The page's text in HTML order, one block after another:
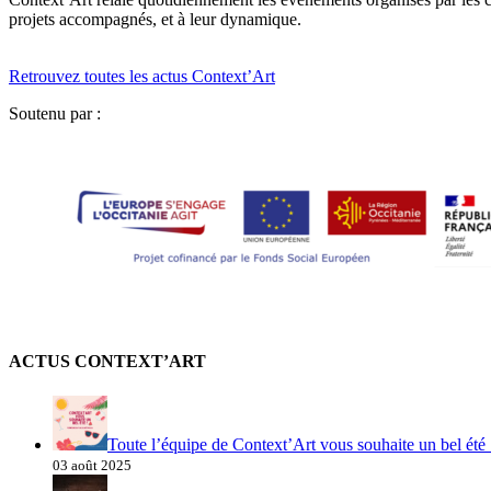
projets accompagnés, et à leur dynamique.
Retrouvez toutes les actus Context’Art
Soutenu par :
ACTUS CONTEXT’ART
Toute l’équipe de Context’Art vous souhaite un bel été
03 août 2025